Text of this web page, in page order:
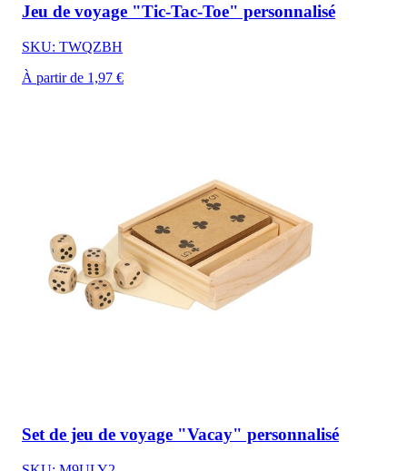
Jeu de voyage "Tic-Tac-Toe" personnalisé
SKU: TWQZBH
À partir de 1,97 €
Set de jeu de voyage "Vacay" personnalisé